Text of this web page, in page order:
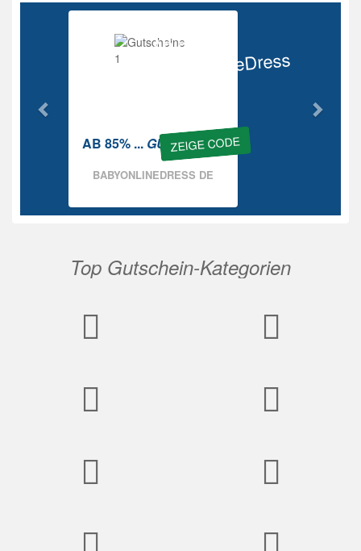
Ab 85%
BabyOnlineDress
ZEIGE CODE
AB 85% ... GUTSCHEIN
BABYONLINEDRESS DE
Vorherige
Top Gutschein-Kategorien